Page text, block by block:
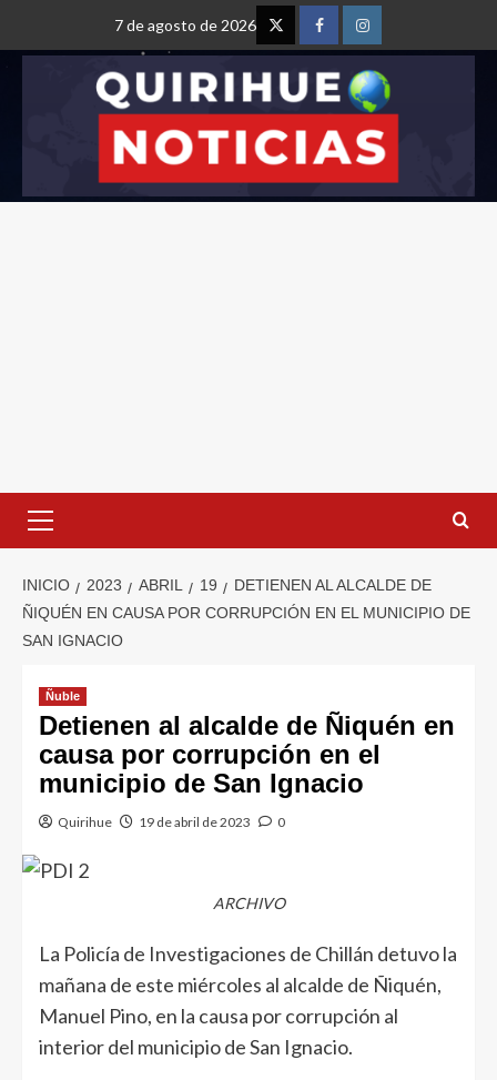
7 de agosto de 2026
INICIO 2023 ABRIL 19
DETIENEN AL ALCALDE DE
ÑIQUÉN EN CAUSA POR CORRUPCIÓN EN EL MUNICIPIO DE
SAN IGNACIO
Ñuble
Detienen al alcalde de Ñiquén en
causa por corrupción en el
municipio de San Ignacio
Quirihue 19 de abril de 2023 0
ARCHIVO
La Policía de Investigaciones de Chillán detuvo la
mañana de este miércoles al alcalde de Ñiquén,
Manuel Pino, en la causa por corrupción al
interior del municipio de San Ignacio.